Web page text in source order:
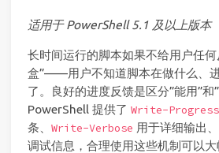
适用于 PowerShell 5.1 及以上版本
长时间运行的脚本如果不给用户任
盒”——用户不知道脚本在做什么、
了。良好的进度反馈是区分”能用”和
PowerShell 提供了 Write-Progress
条、 Write-Verbose 用于详细输出、
调试信息，合理使用这些机制可以